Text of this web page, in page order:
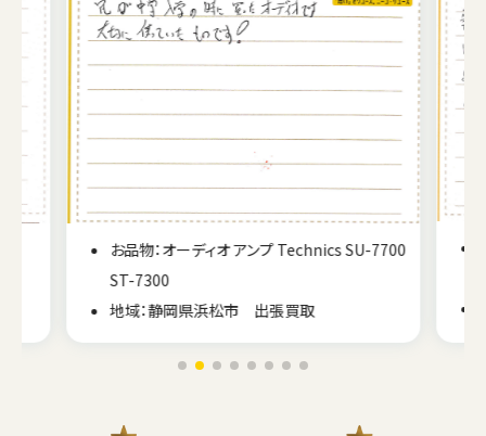
お品物：オーディオ アンプ Technics SU-7700
ST-7300
地域：静岡県浜松市 出張買取